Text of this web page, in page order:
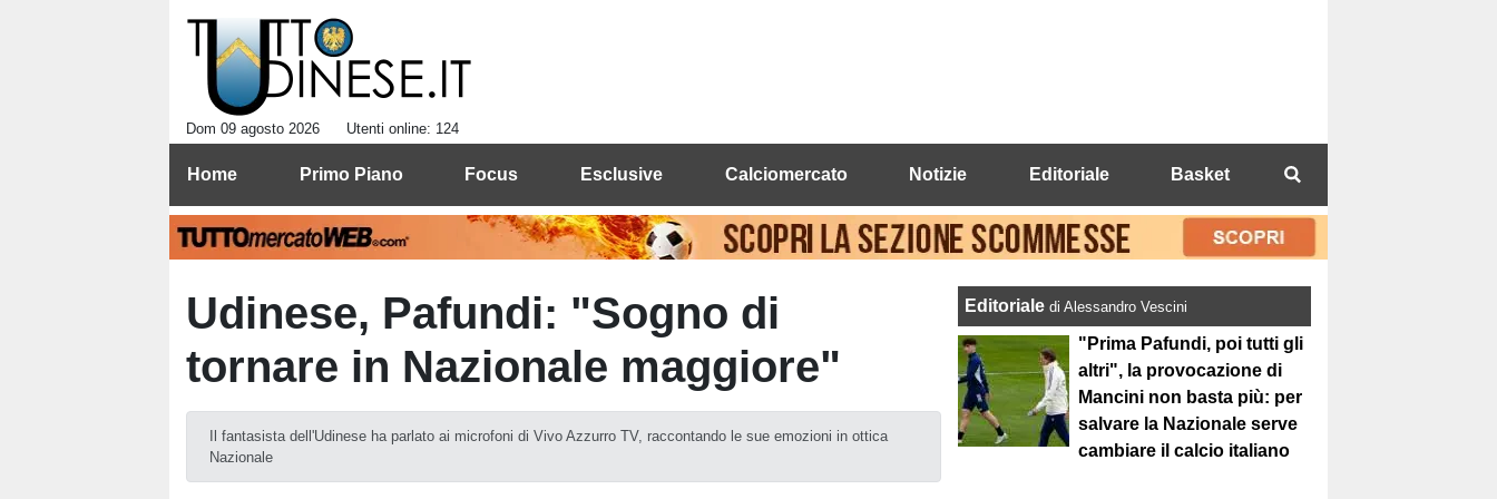
Dom 09 agosto 2026 Utenti online: 124
Home Primo Piano Focus Esclusive Calciomercato Notizie Editoriale Basket
Udinese, Pafundi: "Sogno di
tornare in Nazionale maggiore"
Il fantasista dell'Udinese ha parlato ai microfoni di Vivo Azzurro TV, raccontando le sue emozioni in ottica
Nazionale
Editorialedi Alessandro Vescini
"Prima Pafundi, poi tutti gli
altri", la provocazione di
Mancini non basta più: per
salvare la Nazionale serve
cambiare il calcio italiano